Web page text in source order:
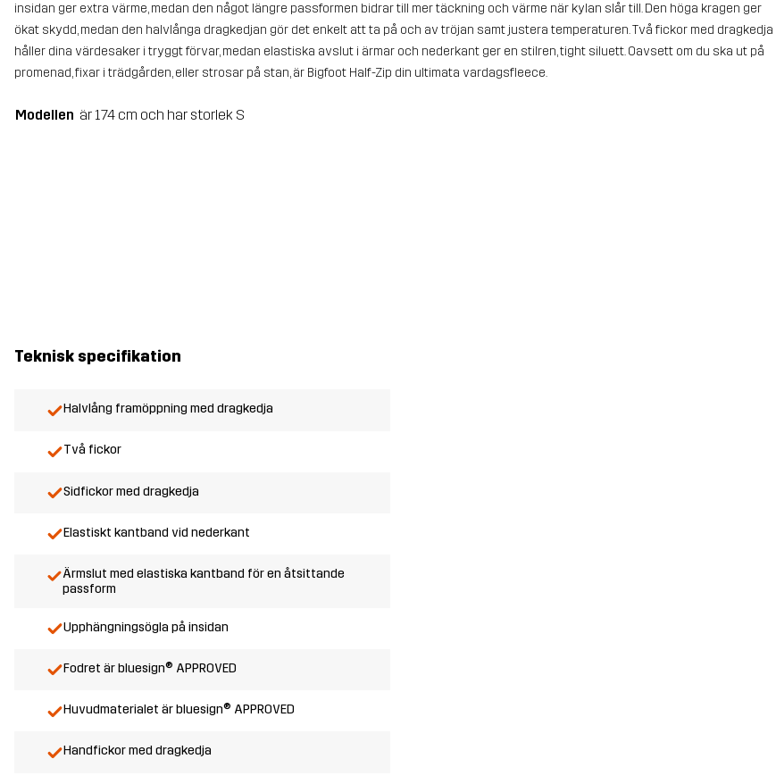
insidan ger extra värme, medan den något längre passformen bidrar till mer täckning och värme när kylan slår till. Den höga kragen ger
ökat skydd, medan den halvlånga dragkedjan gör det enkelt att ta på och av tröjan samt justera temperaturen. Två fickor med dragkedja
håller dina värdesaker i tryggt förvar, medan elastiska avslut i ärmar och nederkant ger en stilren, tight siluett. Oavsett om du ska ut på
promenad, fixar i trädgården, eller strosar på stan, är Bigfoot Half-Zip din ultimata vardagsfleece.
Modellen är 174 cm och har storlek S
Teknisk specifikation
Halvlång framöppning med dragkedja
Två fickor
Sidfickor med dragkedja
Elastiskt kantband vid nederkant
Ärmslut med elastiska kantband för en åtsittande
passform
Upphängningsögla på insidan
Fodret är bluesign® APPROVED
Huvudmaterialet är bluesign® APPROVED
Handfickor med dragkedja